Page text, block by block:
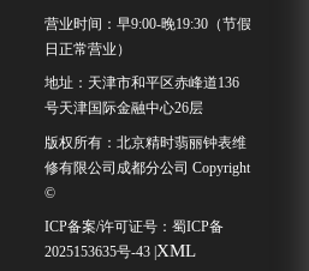
营业时间：早9:00-晚19:30（节假
日正常营业）
地址：天津市和平区赤峰道136
号天津国际金融中心26层
版权所有：北京精时翡丽钟表维
修有限公司成都分公司 Copyright
©
ICP备案/许可证号：蜀ICP备
2025153635号-43 XML